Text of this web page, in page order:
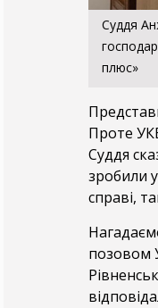
Суддя
плюс»
Проте
Суддя
зробили
справі,
позовом